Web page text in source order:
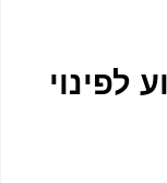
לפינוי